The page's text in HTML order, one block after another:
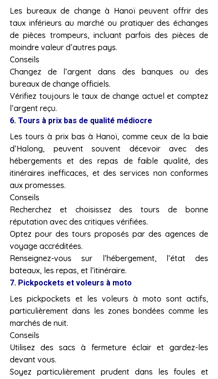
Les bureaux de change à Hanoï peuvent offrir des
taux inférieurs au marché ou pratiquer des échanges
de pièces trompeurs, incluant parfois des pièces de
moindre valeur d’autres pays.
Conseils
Changez de l’argent dans des banques ou des
bureaux de change officiels.
Vérifiez toujours le taux de change actuel et comptez
l’argent reçu.
6. Tours à prix bas de qualité médiocre
Les tours à prix bas à Hanoï, comme ceux de la baie
d’Halong, peuvent souvent décevoir avec des
hébergements et des repas de faible qualité, des
itinéraires inefficaces, et des services non conformes
aux promesses.
Conseils
Recherchez et choisissez des tours de bonne
réputation avec des critiques vérifiées.
Optez pour des tours proposés par des agences de
voyage accréditées.
Renseignez-vous sur l’hébergement, l’état des
bateaux, les repas, et l’itinéraire.
7. Pickpockets et voleurs à moto
Les pickpockets et les voleurs à moto sont actifs,
particulièrement dans les zones bondées comme les
marchés de nuit.
Conseils
Utilisez des sacs à fermeture éclair et gardez-les
devant vous.
Soyez particulièrement prudent dans les foules et